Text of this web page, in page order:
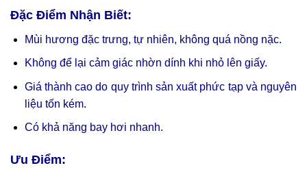
Đặc Điểm Nhận Biết:
Mùi hương đặc trưng, tự nhiên, không quá nồng nặc.
Không để lại cảm giác nhờn dính khi nhỏ lên giấy.
Giá thành cao do quy trình sản xuất phức tạp và nguyên
liệu tốn kém.
Có khả năng bay hơi nhanh.
Ưu Điểm: